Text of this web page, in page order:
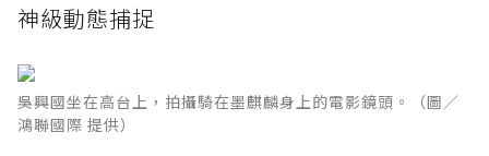
神級動態捕捉
吳興國坐在高台上，拍攝騎在墨麒麟身上的電影鏡頭。（圖／
鴻聯國際 提供）